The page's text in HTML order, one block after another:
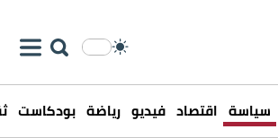
سياسة اقتصاد فيديو رياضة بودكاست